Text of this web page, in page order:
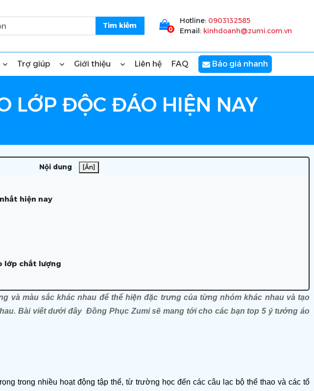
0
Hotline: 0903132585
Email: kinhdoanh@zumi.com.vn
Trợ giúp Giới thiệu Liên hệ FAQ Báo giá nhanh
LỚP ĐỘC ĐÁO HIỆN NAY
Nội dung [Ẩn]
hiện nay
lớp chất lượng
và màu sắc khác nhau để thể hiện đặc trưng của từng nhóm khác nhau và tạo
Bài viết dưới đây  Đồng Phục Zumi sẽ mang tới cho các bạn top 5 ý tưởng áo
trong nhiều hoạt động tập thể, từ trường học đến các câu lạc bộ thể thao và các tổ